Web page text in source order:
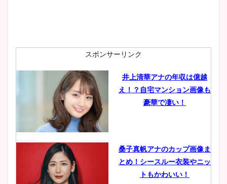
肉も凄い！
鈴木唯の太ってた時の体重が
ヤバすぎww原因や痩せたダ
豊島実季アナのカップ画像ま
とめ！美脚や水着姿に年齢も
スポンサーリンク
井上清華アナの年収は億越
え！？自宅マンション画像も
豪華で凄い！
桑子真帆アナのカップ画像ま
とめ！シースルー衣装やニッ
トもかわいい！